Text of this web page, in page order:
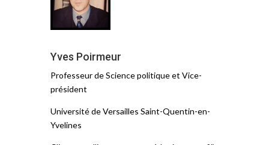
Yves Poirmeur
Professeur de Science politique et Vice-
président
Université de Versailles Saint-Quentin-en-
Yvelines